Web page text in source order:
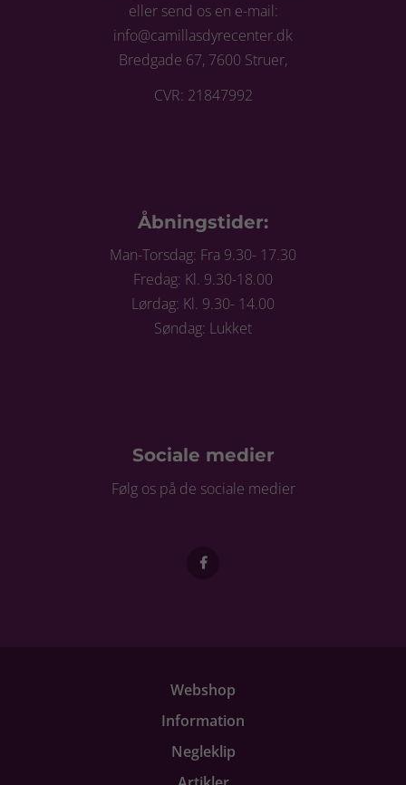
eller send os en e-mail:
info@camillasdyrecenter.dk
Bredgade 67, 7600 Struer,
CVR: 21847992
Åbningstider:
Man-Torsdag: Fra 9.30- 17.30
Fredag: Kl. 9.30-18.00
Lørdag: Kl. 9.30- 14.00
Søndag: Lukket
Sociale medier
Følg os på de sociale medier
Webshop
Information
Negleklip